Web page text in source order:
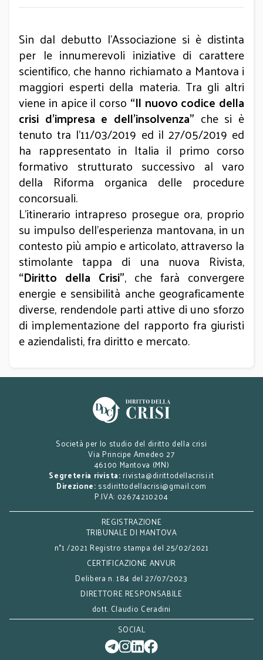
Sin dal debutto l’Associazione si è distinta
per le innumerevoli iniziative di carattere
scientifico, che hanno richiamato a Mantova i
maggiori esperti della materia. Tra gli altri
viene in apice il corso “Il nuovo codice della
crisi d'impresa e dell'insolvenza” che si è
tenuto tra l’11/03/2019 ed il 27/05/2019 ed
ha rappresentato in Italia il primo corso
formativo strutturato successivo al varo
della Riforma organica delle procedure
concorsuali.
L’itinerario intrapreso prosegue ora, proprio
su impulso dell’esperienza mantovana, in un
contesto più ampio e articolato, attraverso la
stimolante tappa di una nuova Rivista,
“Diritto della Crisi”, che farà convergere
energie e sensibilità anche geograficamente
diverse, rendendole parti attive di uno sforzo
di implementazione del rapporto fra giuristi
e aziendalisti, fra diritto e mercato.
Società per lo studio del diritto della crisi
Via Principe Amedeo 27
46100 Mantova (MN)
Segreteria rivista: rivista@dirittodellacrisi.it
Direzione: ssdirittodellacrisi@gmail.com
P.IVA: 02674210204
REGISTRAZIONE
TRIBUNALE DI MANTOVA
n°1 /2021 Registro stampa del 25/02/2021
CERTIFICAZIONE ANVUR
Delibera n. 184 del 27/07/2023
DIRETTORE RESPONSABILE
dott. Claudio Ceradini
SOCIAL